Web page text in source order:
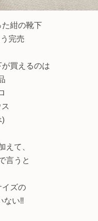
紺の靴下
完売
買えるのは
)
えて、
言うと
イズの
ない‼️